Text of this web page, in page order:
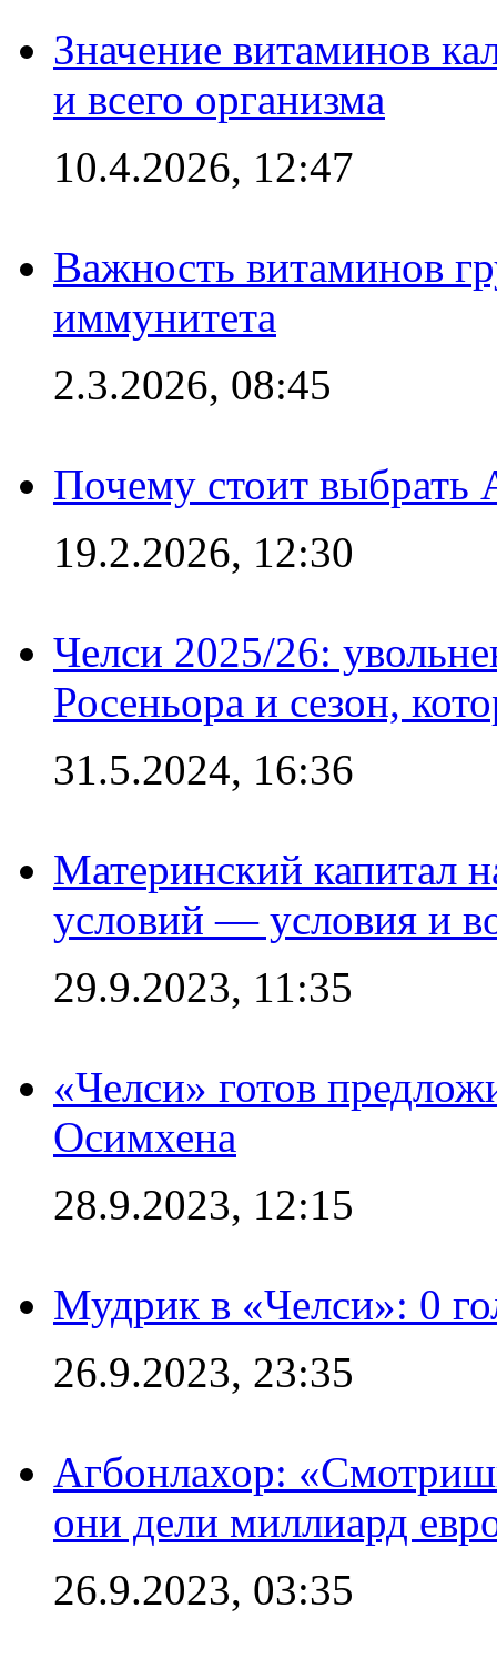
Значение витаминов
и всего организма
10.4.2026, 12:47
Важность витаминов
иммунитета
2.3.2026, 08:45
Почему стоит выбрать
19.2.2026, 12:30
Челси 2025/26:
Росеньора и сезон,
31.5.2024, 16:36
Материнский капитал
условий — условия и
29.9.2023, 11:35
«Челси» готов
Осимхена
28.9.2023, 12:15
Мудрик в «Челси»: 0
26.9.2023, 23:35
Агбонлахор:
они дели миллиард
26.9.2023, 03:35